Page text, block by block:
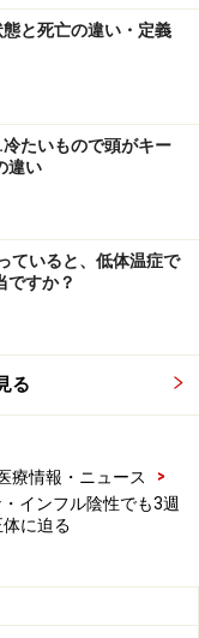
だの流行りの風
することを検討し
報提供サイト
数（定点報告）
会
容をご確認くださ
る情報の提供は、診
に基づいて被ったい
の他当社と契約した
と死亡の違い・定義
たいもので頭がキー
違い
ていると、低体温症で
ですか？
る
療情報・ニュース
>
インフル陰性でも3週
体に迫る